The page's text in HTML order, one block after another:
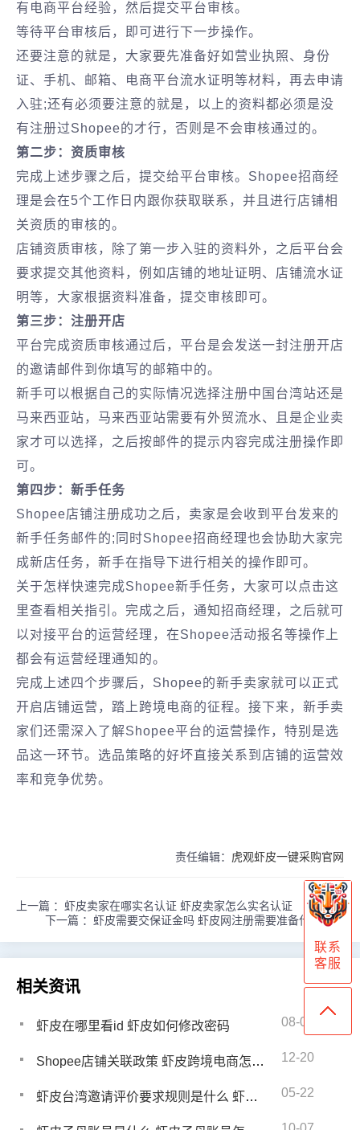
有电商平台经验，然后提交平台审核。
等待平台审核后，即可进行下一步操作。
还要注意的就是，大家要先准备好如营业执照、身份
证、手机、邮箱、电商平台流水证明等材料，再去申请
入驻;还有必须要注意的就是，以上的资料都必须是没
有注册过Shopee的才行，否则是不会审核通过的。
第二步：资质审核
完成上述步骤之后，提交给平台审核。Shopee招商经
理是会在5个工作日内跟你获取联系，并且进行店铺相
关资质的审核的。
店铺资质审核，除了第一步入驻的资料外，之后平台会
要求提交其他资料，例如店铺的地址证明、店铺流水证
明等，大家根据资料准备，提交审核即可。
第三步：注册开店
平台完成资质审核通过后，平台是会发送一封注册开店
的邀请邮件到你填写的邮箱中的。
新手可以根据自己的实际情况选择注册中国台湾站还是
马来西亚站，马来西亚站需要有外贸流水、且是企业卖
家才可以选择，之后按邮件的提示内容完成注册操作即
可。
第四步：新手任务
Shopee店铺注册成功之后，卖家是会收到平台发来的
新手任务邮件的;同时Shopee招商经理也会协助大家完
成新店任务，新手在指导下进行相关的操作即可。
关于怎样快速完成Shopee新手任务，大家可以点击这
里查看相关指引。完成之后，通知招商经理，之后就可
以对接平台的运营经理，在Shopee活动报名等操作上
都会有运营经理通知的。
完成上述四个步骤后，Shopee的新手卖家就可以正式
开启店铺运营，踏上跨境电商的征程。接下来，新手卖
家们还需深入了解Shopee平台的运营操作，特别是选
品这一环节。选品策略的好坏直接关系到店铺的运营效
率和竞争优势。
责任编辑： 虎观虾皮一键采购官网
上一篇 ： 虾皮卖家在哪实名认证 虾皮卖家怎么实名认证
下一篇 ： 虾皮需要交保证金吗 虾皮网注册需要准备什么资料
相关资讯
虾皮在哪里看id 虾皮如何修改密码 08-04
Shopee店铺关联政策 虾皮跨境电商怎么防关联 12-20
虾皮台湾邀请评价要求规则是什么 虾皮台湾优选卖家多久评一次 05-22
联系
客服